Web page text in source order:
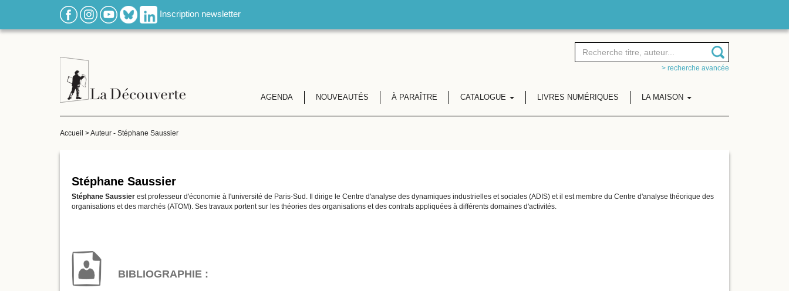
Inscription newsletter
> recherche avancée
AGENDA NOUVEAUTÉS À PARAÎTRE CATALOGUE LIVRES NUMÉRIQUES LA MAISON
Accueil >Auteur - Stéphane Saussier
Stéphane Saussier
Stéphane Saussier est professeur d'économie à l'université de Paris-Sud. Il dirige le Centre d'analyse des dynamiques industrielles et sociales (ADIS) et il est membre du Centre d'analyse théorique des
organisations et des marchés (ATOM). Ses travaux portent sur les théories des organisations et des contrats appliquées à différents domaines d'activités.
BIBLIOGRAPHIE :